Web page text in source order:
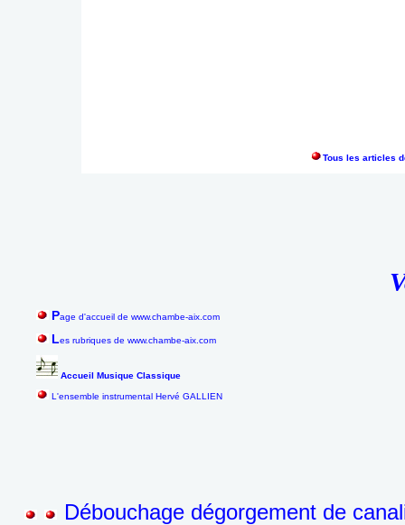
Tous les articles
Page d'accueil de www.chambe-aix.com
Les rubriques de www.chambe-aix.com
Accueil Musique Classique
L'ensemble instrumental Hervé GALLIEN
Débouchage dégorgement de